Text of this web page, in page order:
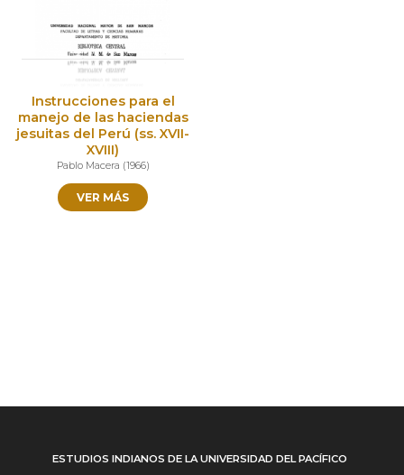
Instrucciones para el
manejo de las haciendas
jesuitas del Perú (ss. XVII-
XVIII)
Pablo Macera (1966)
VER MÁS
ESTUDIOS INDIANOS DE LA UNIVERSIDAD DEL PACÍFICO